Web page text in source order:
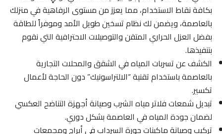
بكافة نقاط الاستخدام، مما يعزز من مستوى الرفاهية في منزلك
بالعاصمة، ويضمن لك نظام تسخين طويل الأمد وموفراً للطاقة
بفضل العزل الحراري المتقن والتوصيلات الاحترافية التي نقوم
بتنفيذها.
الكشف عن تسربات المياه في الشقق والمحلات التجارية
بالعاصمة باستخدام تقنية “الالتراسونيك” دون الحاجة لأعمال
تكسير.
تبديل شمعات فلاتر مياه الشرب وصيانة أجهزة التناضح العكسي
لضمان جودة المياه في العاصمة بشكل دوري.
تركيب وصيانة ماكينات جورة السرداب في أبراج ومجمعات